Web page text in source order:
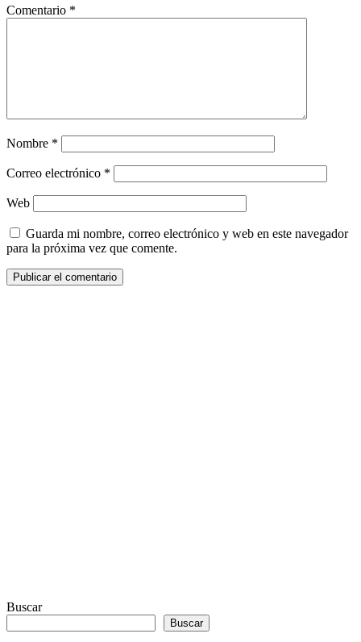
Comentario *
Nombre *
Correo electrónico *
Web
Guarda mi nombre, correo electrónico y web en este navegador
para la próxima vez que comente.
Buscar
Buscar